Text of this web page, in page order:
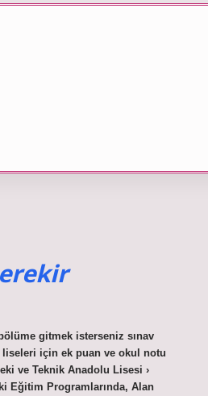
gitmek isterseniz sınav
liseleri için ek puan ve okul notu
ve Teknik Anadolu Lisesi ›
Eğitim Programlarında, Alan